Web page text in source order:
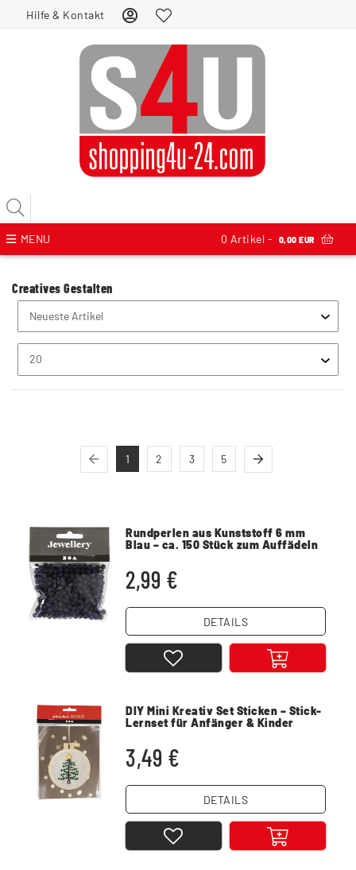
Hilfe & Kontakt
MENU 0 Artikel - 0,00 EUR
Creatives Gestalten
1 2 3 5
Rundperlen aus Kunststoff 6 mm
Blau – ca. 150 Stück zum Auffädeln
2,99 €
DETAILS
DIY Mini Kreativ Set Sticken – Stick-
Lernset für Anfänger & Kinder
3,49 €
DETAILS